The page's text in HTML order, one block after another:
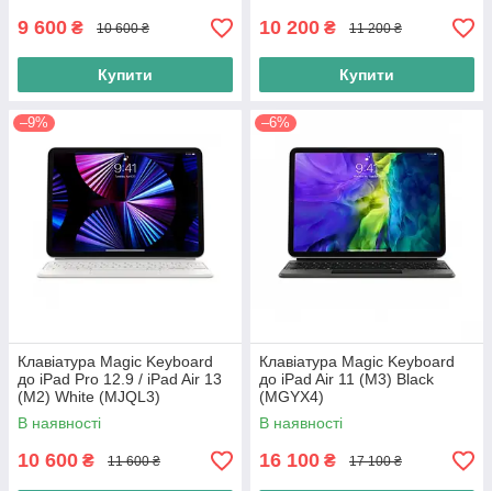
9 600 ₴ 10 600 ₴
Купити
10 200 ₴ 11 200 ₴
Купити
–9%
Клавіатура Magic Keyboard
до iPad Pro 12.9 / iPad Air 13
(M2) White (MJQL3)
В наявності
10 600 ₴ 11 600 ₴
–6%
Клавіатура Magic Keyboard
до iPad Air 11 (M3) Black
(MGYX4)
В наявності
16 100 ₴ 17 100 ₴